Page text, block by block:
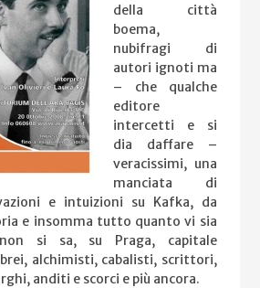
della città
boema,
nubifragi di
autori ignoti ma
– che qualche
editore
intercetti e si
dia daffare –
veracissimi, una
manciata di
e intuizioni su Kafka, da
e insomma tutto quanto vi sia
si sa, su Praga, capitale
alchimisti, cabalisti, scrittori,
anditi e scorci e più ancora.